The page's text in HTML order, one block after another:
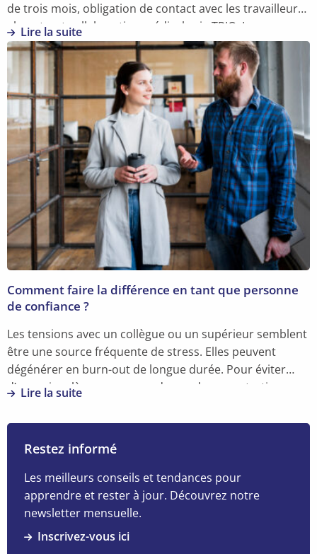
de trois mois, obligation de contact avec les travailleurs
absents, et collaboration médicale via TRIO. Les
employeurs doivent adapter leur règlement de travail.
Lire la suite
En
savoir
plus
sur
La
Réintégration
3.0
:
règles
2026
pour
RH
et
conseillers
Comment faire la différence en tant que personne
de confiance ?
Les tensions avec un collègue ou un supérieur semblent
être une source fréquente de stress. Elles peuvent
dégénérer en burn-out de longue durée. Pour éviter
d’en arriver là, vous pouvez demander un entretien avec
explique les différentes possibilités d’intervention.
Evelien Buseyne, conseillère en prévention en aspects
psychosociaux, nous en parle.
Lire la suite
savoir
plus
Comment
faire
différence
Restez informé
Les meilleurs conseils et tendances pour
apprendre et rester à jour. Découvrez notre
newsletter mensuelle.
Inscrivez-vous ici